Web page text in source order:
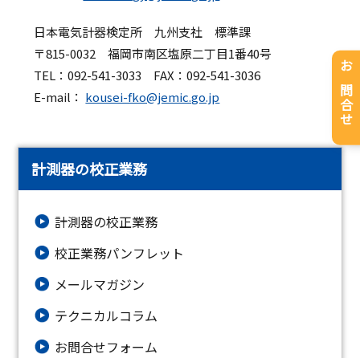
日本電気計器検定所 九州支社 標準課
〒815-0032 福岡市南区塩原二丁目1番40号
TEL：092-541-3033 FAX：092-541-3036
E-mail： kousei-fko@jemic.go.jp
計測器の校正業務
計測器の校正業務
校正業務パンフレット
メールマガジン
テクニカルコラム
お問合せフォーム
お問合せ